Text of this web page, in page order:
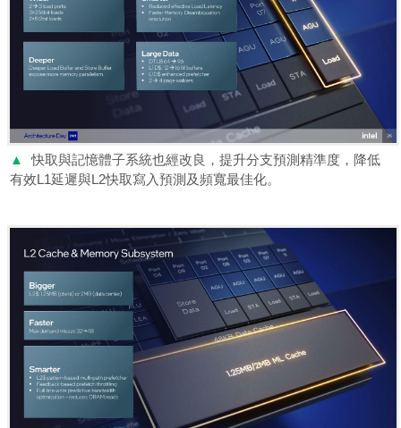
▲
快取與記憶體子系統也經改良，提升分支預測精準度，降低
有效L1延遲與L2快取寫入預測及頻寬最佳化。